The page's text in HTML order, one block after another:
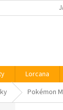
Lorcana
Pokémon